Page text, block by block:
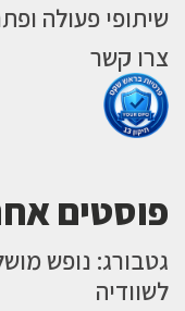
שיתופי פעולה
צרו קשר
פוסטים
לשוודיה